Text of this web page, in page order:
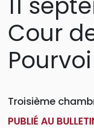
Cour
Troisième
PUBLIÉ AU